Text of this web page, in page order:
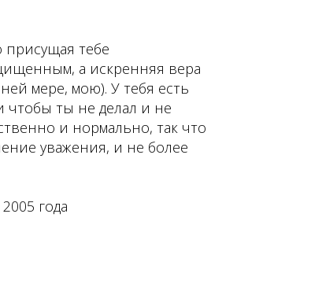
тебе
а искренняя вера
мере, мою). У тебя есть
чтобы ты не делал и не
и нормально, так что
уважения, и не более
года